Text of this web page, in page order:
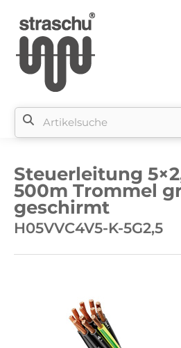
Steuerleitung
500m Trommel
geschirmt
H05VVC4V5-K-5G2,5